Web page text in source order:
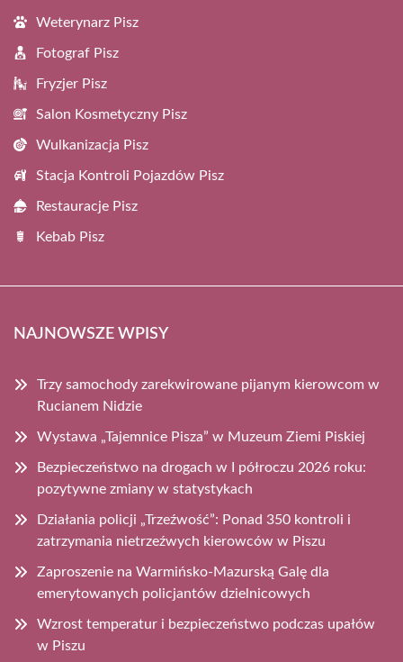
Weterynarz Pisz
Fotograf Pisz
Fryzjer Pisz
Salon Kosmetyczny Pisz
Wulkanizacja Pisz
Stacja Kontroli Pojazdów Pisz
Restauracje Pisz
Kebab Pisz
NAJNOWSZE WPISY
Trzy samochody zarekwirowane pijanym kierowcom w
Rucianem Nidzie
Wystawa „Tajemnice Pisza” w Muzeum Ziemi Piskiej
Bezpieczeństwo na drogach w I półroczu 2026 roku:
pozytywne zmiany w statystykach
Działania policji „Trzeźwość”: Ponad 350 kontroli i
zatrzymania nietrzeźwych kierowców w Piszu
Zaproszenie na Warmińsko-Mazurską Galę dla
emerytowanych policjantów dzielnicowych
Wzrost temperatur i bezpieczeństwo podczas upałów
w Piszu